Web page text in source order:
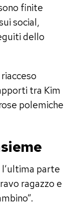
finite
social,
dello
tra Kim
polemiche
parte
ragazzo e